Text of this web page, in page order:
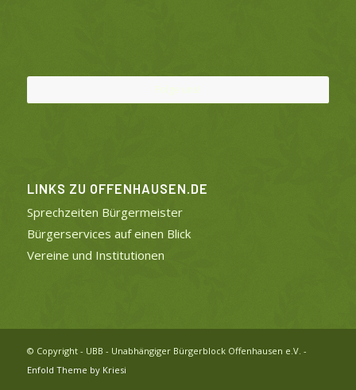
Folge uns!
LINKS ZU OFFENHAUSEN.DE
Sprechzeiten Bürgermeister
Bürgerservices auf einen Blick
Vereine und Institutionen
© Copyright - UBB - Unabhängiger Bürgerblock Offenhausen e.V. -
Enfold Theme by Kriesi